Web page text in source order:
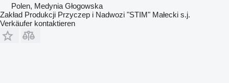
Polen, Medynia Głogowska
Zakład Produkcji Przyczep i Nadwozi "STIM" Małecki s.j.
Verkäufer kontaktieren